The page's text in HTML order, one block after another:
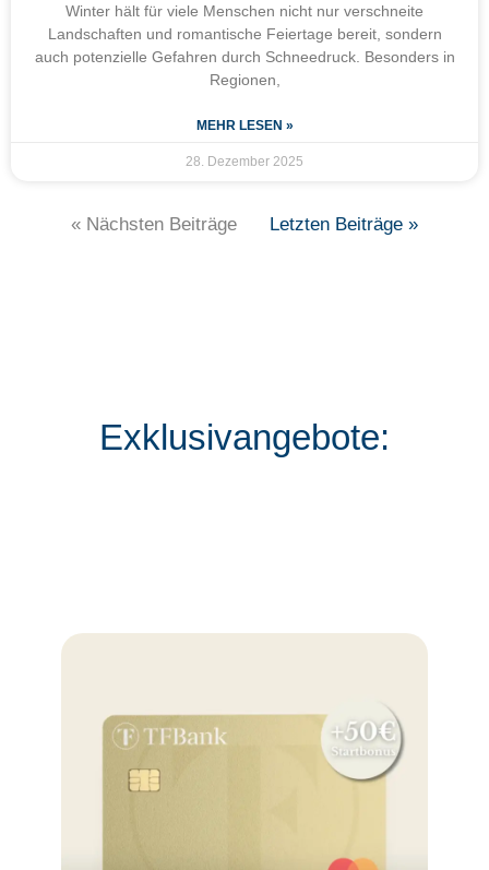
Winter hält für viele Menschen nicht nur verschneite
Landschaften und romantische Feiertage bereit, sondern
auch potenzielle Gefahren durch Schneedruck. Besonders in
Regionen,
MEHR LESEN »
28. Dezember 2025
« Nächsten Beiträge Letzten Beiträge »
Exklusivangebote: